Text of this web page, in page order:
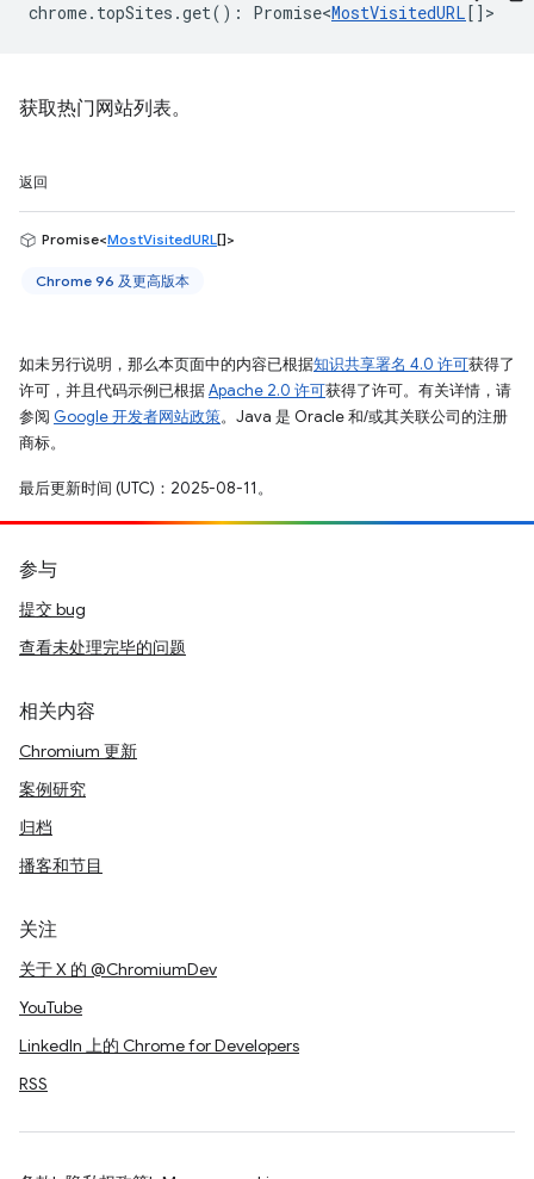
chrome. topSites .get() : Promise<MostVisitedURL[] >
获取热门网站列表。
返回
Promise<MostVisitedURL[]>
Chrome 96 及更高版本
如未另行说明，那么本页面中的内容已根据知识共享署名 4.0 许可获得了
许可，并且代码示例已根据Apache 2.0 许可获得了许可。有关详情，请
参阅 Google 开发者网站政策。Java 是 Oracle 和/或其关联公司的注册
商标。
最后更新时间 (UTC)：2025-08-11。
参与
提交 bug
查看未处理完毕的问题
相关内容
Chromium 更新
案例研究
归档
播客和节目
关注
关于 X 的 @ChromiumDev
YouTube
LinkedIn 上的 Chrome for Developers
RSS